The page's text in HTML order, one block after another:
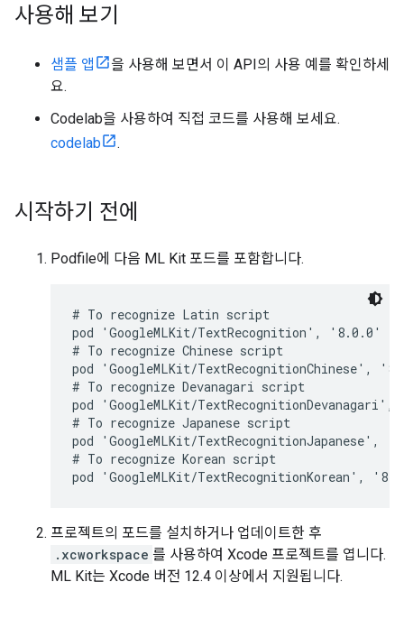
사용해 보기
샘플 앱
을 사용해 보면서 이 API의 사용 예를 확인하세
요.
Codelab을 사용하여 직접 코드를 사용해 보세요.
codelab
.
시작하기 전에
Podfile에 다음 ML Kit 포드를 포함합니다.
# To recognize Latin script
pod 'GoogleMLKit/TextRecognition', '8.0.0'
# To recognize Chinese script
pod 'GoogleMLKit/TextRecognitionChinese',
# To recognize Devanagari script
pod 'GoogleMLKit/
# To recognize Japanese script
pod 'GoogleMLKit/TextRecognitionJapanese',
# To recognize Korean script
프로젝트의 포드를 설치하거나 업데이트한 후
.xcworkspace 를 사용하여 Xcode 프로젝트를 엽니다.
ML Kit는 Xcode 버전 12.4 이상에서 지원됩니다.